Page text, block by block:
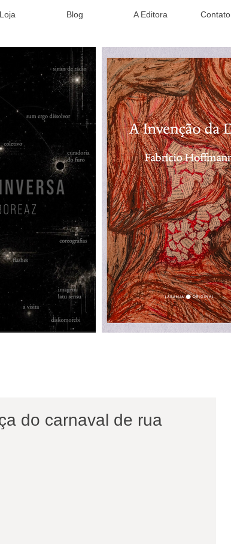
Loja Blog A Editora Contato
do carnaval de rua